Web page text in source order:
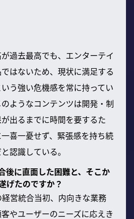
過去最高でも、エンターテイ
はないため、現状に満足する
う強い危機感を常に持ってい
ようなコンテンツは開発・制
出るまでに時間を要するた
喜一憂せず、緊張感を持ち続
認識している。
後に直面した困難と、そこか
げたのですか？
営統合当初、内向きな業務
やユーザーのニーズに応えき